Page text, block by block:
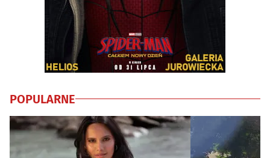
POPULARNE